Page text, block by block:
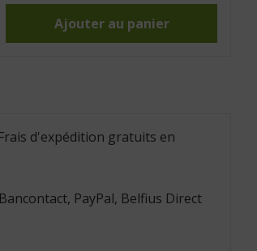
plâtre
enfant
Ajouter au panier
d'expédition gratuits en
PayPal, Belfius Direct